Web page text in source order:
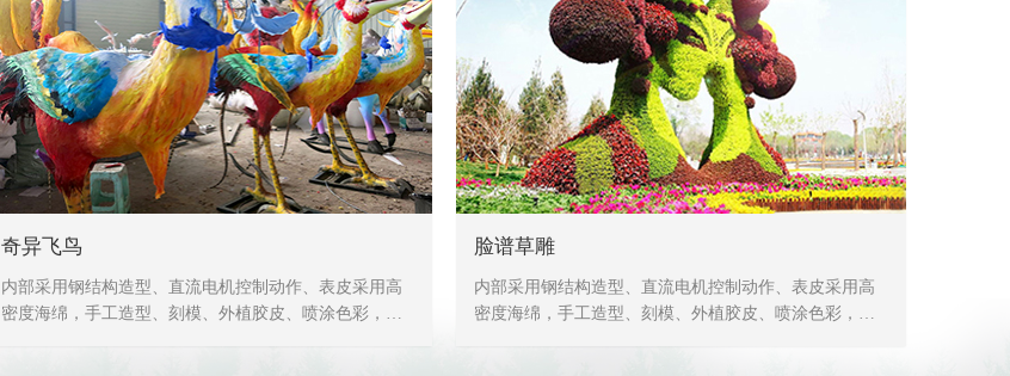
奇异飞鸟
内部采用钢结构造型、直流电机控制动作、表皮采用高
密度海绵，手工造型、刻模、外植胶皮、喷涂色彩，产
脸谱草雕
内部采用钢结构造型、直流电机控制动作、表皮采用高
密度海绵，手工造型、刻模、外植胶皮、喷涂色彩，产